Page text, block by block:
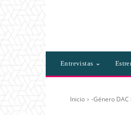
Entrevistas
Inicio -Género DAC